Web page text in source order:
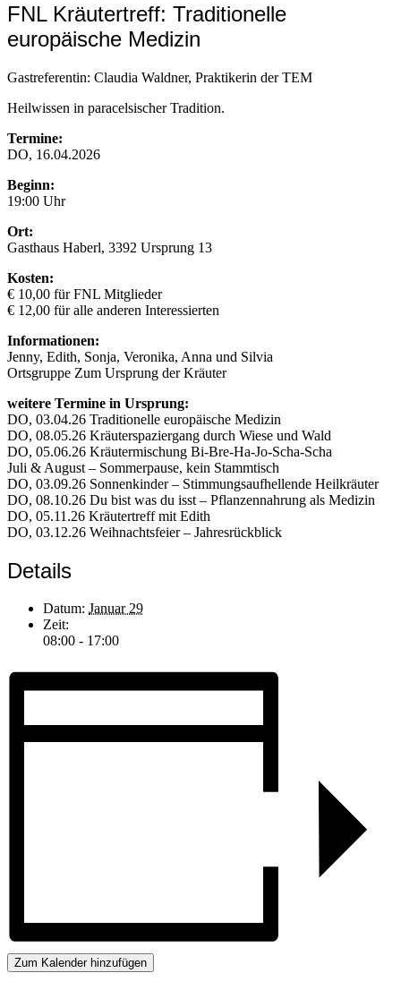
FNL Kräutertreff: Traditionelle
europäische Medizin
Gastreferentin: Claudia Waldner, Praktikerin der TEM
Heilwissen in paracelsischer Tradition.
Termine:
DO, 16.04.2026
Beginn:
19:00 Uhr
Ort:
Gasthaus Haberl, 3392 Ursprung 13
Kosten:
€ 10,00 für FNL Mitglieder
€ 12,00 für alle anderen Interessierten
Informationen:
Jenny, Edith, Sonja, Veronika, Anna und Silvia
Ortsgruppe Zum Ursprung der Kräuter
weitere Termine in Ursprung:
DO, 03.04.26 Traditionelle europäische Medizin
DO, 08.05.26 Kräuterspaziergang durch Wiese und Wald
DO, 05.06.26 Kräutermischung Bi-Bre-Ha-Jo-Scha-Scha
Juli & August – Sommerpause, kein Stammtisch
DO, 03.09.26 Sonnenkinder – Stimmungsaufhellende Heilkräuter
DO, 08.10.26 Du bist was du isst – Pflanzennahrung als Medizin
DO, 05.11.26 Kräutertreff mit Edith
DO, 03.12.26 Weihnachtsfeier – Jahresrückblick
Details
Datum: Januar 29
Zeit:
08:00 - 17:00
Zum Kalender hinzufügen